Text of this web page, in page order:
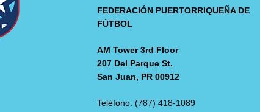
FEDERACIÓN PUERTORRIQUEÑA DE
FÚTBOL
AM Tower 3rd Floor
207 Del Parque St.
San Juan, PR 00912
Teléfono: (787) 418-1089